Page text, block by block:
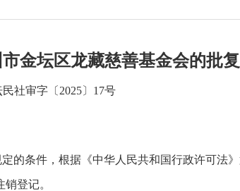
金坛区龙藏慈善基金会的批复
民社审字〔2025〕17号
的条件，根据《中华人民共和国行政许可法
销登记。